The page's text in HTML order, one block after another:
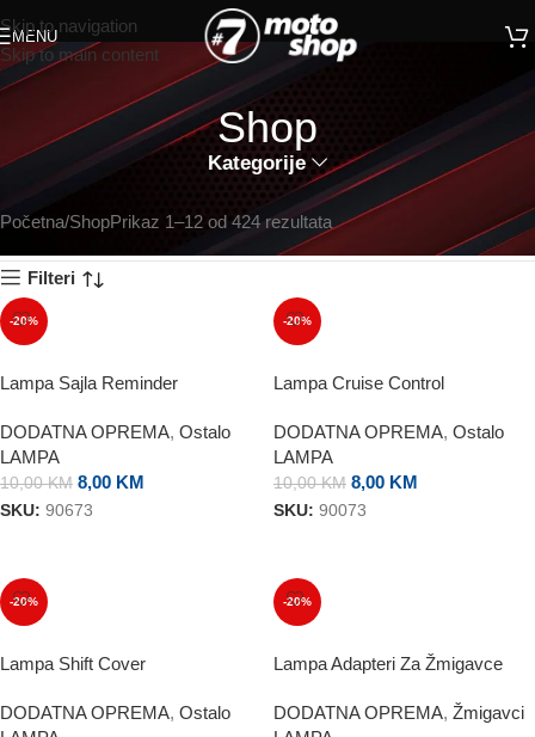
Skip to navigation
Skip to main content
MENU
Shop
Kategorije
Početna ShopPrikaz 1–12 od 424 rezultata
Filteri
-20%
Lampa Sajla Reminder
DODATNA OPREMA, Ostalo
LAMPA
10,00KM 8,00 KM
SKU: 90673
-20%
Lampa Cruise Control
DODATNA OPREMA, Ostalo
LAMPA
10,00KM 8,00 KM
SKU: 90073
-20%
Lampa Shift Cover
DODATNA OPREMA, Ostalo
-20%
Lampa Adapteri Za Žmigavce
DODATNA OPREMA, Žmigavci